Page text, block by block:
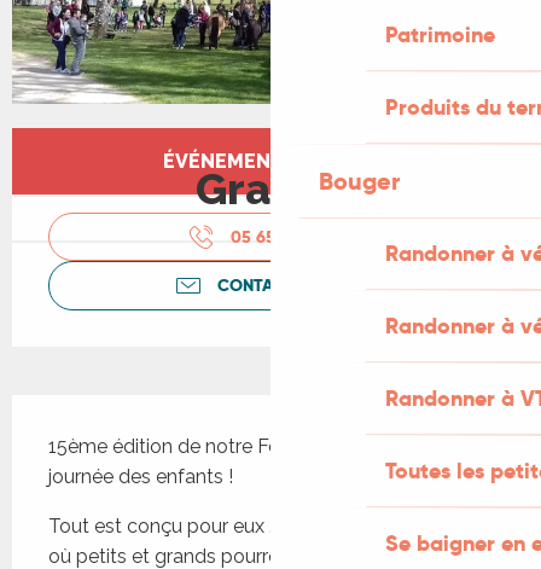
Patrimoine
Produits du
Bouger
Randonner à
Randonner à
Randonner à
Toutes les
Se baigner en
Ouverture et coordonnées
ÉVÉNEMENT TERMINÉ
Gratuit
05 65 41 35
CONTACTEZ-NOUS
15ème édition de notre Fête du Printemps ... la
journée des enfants !
Tout est conçu pour eux ... Un après-midi magique
où petits et grands pourront s'amuser et partager